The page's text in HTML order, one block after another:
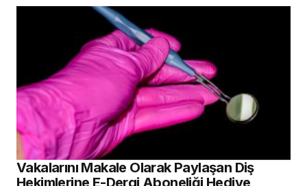
Vakalarını Makale Olarak Paylaşan Diş
Hekimlerine E-Dergi Aboneliği Hediye